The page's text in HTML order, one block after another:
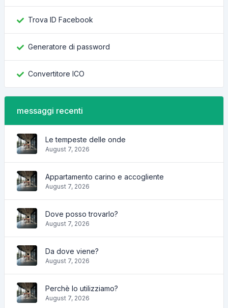
Trova ID Facebook
Generatore di password
Convertitore ICO
messaggi recenti
Le tempeste delle onde
August 7, 2026
Appartamento carino e accogliente
August 7, 2026
Dove posso trovarlo?
August 7, 2026
Da dove viene?
August 7, 2026
Perchè lo utilizziamo?
August 7, 2026